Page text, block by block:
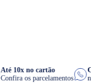
Até 10x no cartão
Confira os parcelamentos